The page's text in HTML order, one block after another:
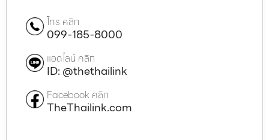
โทร คลิก
099-185-8000
แอดไลน์ คลิก
ID: @thethailink
Facebook คลิก
TheThailink.com